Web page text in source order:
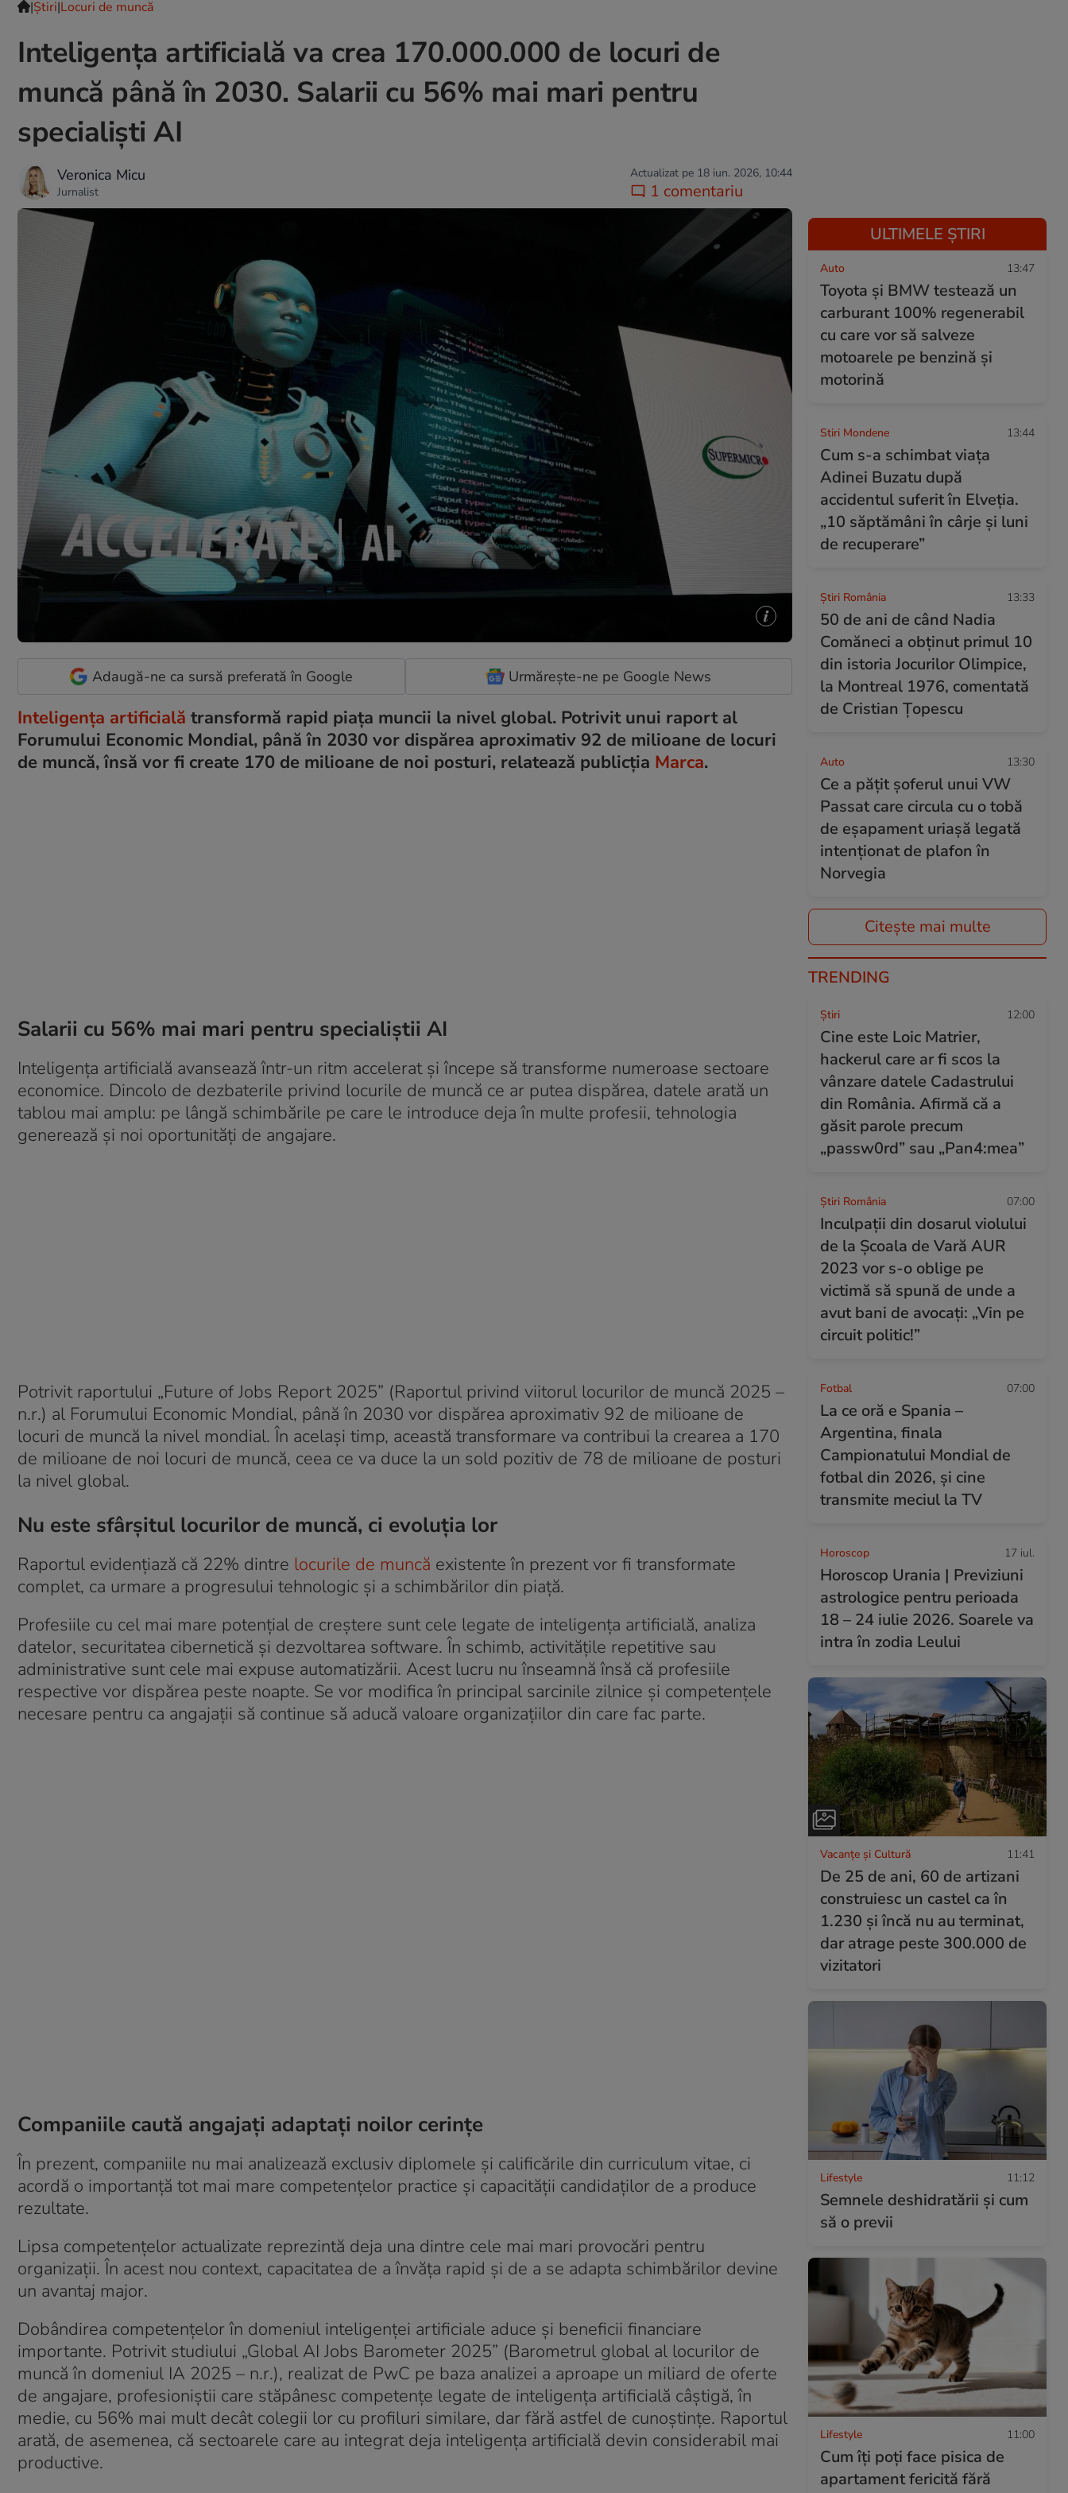
|Ştiri|Locuri de muncă
Inteligența artificială va crea 170.000.000 de locuri de
muncă până în 2030. Salarii cu 56% mai mari pentru
specialiști AI
Veronica Micu
Jurnalist
Actualizat pe 18 iun. 2026, 10:44
1 comentariu
Adaugă-ne ca sursă preferată în Google Urmărește-ne pe Google News
Inteligența artificială transformă rapid piața muncii la nivel global. Potrivit unui raport al
Forumului Economic Mondial, până în 2030 vor dispărea aproximativ 92 de milioane de locuri
de muncă, însă vor fi create 170 de milioane de noi posturi, relatează publicția Marca.
Salarii cu 56% mai mari pentru specialiștii AI
Inteligența artificială avansează într-un ritm accelerat și începe să transforme numeroase sectoare
economice. Dincolo de dezbaterile privind locurile de muncă ce ar putea dispărea, datele arată un
tablou mai amplu: pe lângă schimbările pe care le introduce deja în multe profesii, tehnologia
generează și noi oportunități de angajare.
Potrivit raportului „Future of Jobs Report 2025” (Raportul privind viitorul locurilor de muncă 2025 –
n.r.) al Forumului Economic Mondial, până în 2030 vor dispărea aproximativ 92 de milioane de
locuri de muncă la nivel mondial. În același timp, această transformare va contribui la crearea a 170
de milioane de noi locuri de muncă, ceea ce va duce la un sold pozitiv de 78 de milioane de posturi
la nivel global.
Nu este sfârșitul locurilor de muncă, ci evoluția lor
Raportul evidențiază că 22% dintre locurile de muncă existente în prezent vor fi transformate
complet, ca urmare a progresului tehnologic și a schimbărilor din piață.
Profesiile cu cel mai mare potențial de creștere sunt cele legate de inteligența artificială, analiza
datelor, securitatea cibernetică și dezvoltarea software. În schimb, activitățile repetitive sau
administrative sunt cele mai expuse automatizării. Acest lucru nu înseamnă însă că profesiile
respective vor dispărea peste noapte. Se vor modifica în principal sarcinile zilnice și competențele
necesare pentru ca angajații să continue să aducă valoare organizațiilor din care fac parte.
Companiile caută angajați adaptați noilor cerințe
În prezent, companiile nu mai analizează exclusiv diplomele și calificările din curriculum vitae, ci
acordă o importanță tot mai mare competențelor practice și capacității candidaților de a produce
rezultate.
Lipsa competențelor actualizate reprezintă deja una dintre cele mai mari provocări pentru
organizații. În acest nou context, capacitatea de a învăța rapid și de a se adapta schimbărilor devine
un avantaj major.
Dobândirea competențelor în domeniul inteligenței artificiale aduce și beneficii financiare
importante. Potrivit studiului „Global AI Jobs Barometer 2025” (Barometrul global al locurilor de
muncă în domeniul IA 2025 – n.r.), realizat de PwC pe baza analizei a aproape un miliard de oferte
de angajare, profesioniștii care stăpânesc competențe legate de inteligența artificială câștigă, în
medie, cu 56% mai mult decât colegii lor cu profiluri similare, dar fără astfel de cunoștințe. Raportul
arată, de asemenea, că sectoarele care au integrat deja inteligența artificială devin considerabil mai
productive.
ULTIMELE ȘTIRI
Auto 13:47
Toyota și BMW testează un
carburant 100% regenerabil
cu care vor să salveze
motoarele pe benzină și
motorină
Stiri Mondene 13:44
Cum s-a schimbat viața
Adinei Buzatu după
accidentul suferit în Elveția.
„10 săptămâni în cârje și luni
de recuperare”
Știri România 13:33
50 de ani de când Nadia
Comăneci a obţinut primul 10
din istoria Jocurilor Olimpice,
la Montreal 1976, comentată
de Cristian Țopescu
Auto 13:30
Ce a pățit șoferul unui VW
Passat care circula cu o tobă
de eșapament uriașă legată
intenționat de plafon în
Norvegia
Citește mai multe
TRENDING
Ştiri 12:00
Cine este Loic Matrier,
hackerul care ar fi scos la
vânzare datele Cadastrului
din România. Afirmă că a
găsit parole precum
„passw0rd” sau „Pan4:mea”
Știri România 07:00
Inculpații din dosarul violului
de la Școala de Vară AUR
2023 vor s-o oblige pe
victimă să spună de unde a
avut bani de avocați: „Vin pe
circuit politic!”
Fotbal 07:00
La ce oră e Spania –
Argentina, finala
Campionatului Mondial de
fotbal din 2026, și cine
transmite meciul la TV
Horoscop 17 iul.
Horoscop Urania | Previziuni
astrologice pentru perioada
18 – 24 iulie 2026. Soarele va
intra în zodia Leului
Vacanțe și Cultură 11:41
De 25 de ani, 60 de artizani
construiesc un castel ca în
1.230 și încă nu au terminat,
dar atrage peste 300.000 de
vizitatori
Lifestyle 11:12
Semnele deshidratării și cum
să o previi
Lifestyle 11:00
Cum îți poți face pisica de
apartament fericită fără